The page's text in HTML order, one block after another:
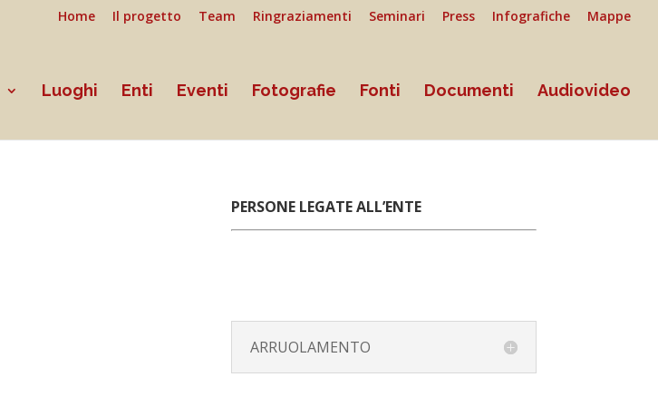
Home Il progetto Team Ringraziamenti Seminari Press Infografiche Mappe
Luoghi Enti Eventi Fotografie Fonti Documenti Audiovideo
PERSONE LEGATE ALL’ENTE
ARRUOLAMENTO